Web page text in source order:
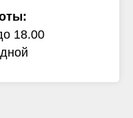
18.00